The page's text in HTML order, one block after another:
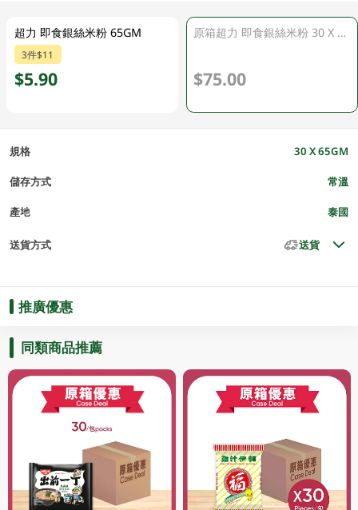
超力 即食銀絲米粉 65GM
3件$11
$5.90
原箱超力 即食銀絲米粉 30 X 65GM
$75.00
規格 30 X 65GM
儲存方式 常溫
產地 泰國
送貨方式 送貨
推廣優惠
同類商品推薦